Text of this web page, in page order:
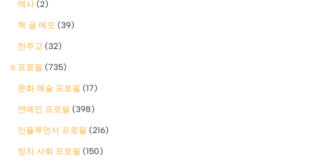
역사 (2)
책 글 메모 (39)
천주교 (32)
6 프로필 (735)
문화 예술 프로필 (17)
연예인 프로필 (398)
인플루언서 프로필 (216)
정치 사회 프로필 (150)